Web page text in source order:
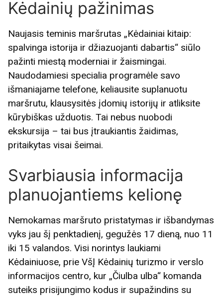
Kėdainių pažinimas
Naujasis teminis maršrutas „Kėdainiai kitaip:
spalvinga istorija ir džiazuojanti dabartis“ siūlo
pažinti miestą moderniai ir žaismingai.
Naudodamiesi specialia programėle savo
išmaniajame telefone, keliausite suplanuotu
maršrutu, klausysitės įdomių istorijų ir atliksite
kūrybiškas užduotis. Tai nebus nuobodi
ekskursija – tai bus įtraukiantis žaidimas,
pritaikytas visai šeimai.
Svarbiausia informacija
planuojantiems kelionę
Nemokamas maršruto pristatymas ir išbandymas
vyks jau šį penktadienį, gegužės 17 dieną, nuo 11
iki 15 valandos. Visi norintys laukiami
Kėdainiuose, prie VšĮ Kėdainių turizmo ir verslo
informacijos centro, kur „Čiulba ulba“ komanda
suteiks prisijungimo kodus ir supažindins su